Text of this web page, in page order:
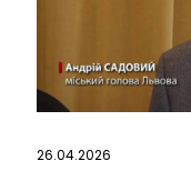
26.04.2026